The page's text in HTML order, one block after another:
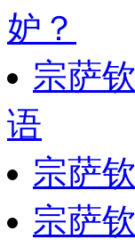
妒？
宗萨
语
宗萨
宗萨